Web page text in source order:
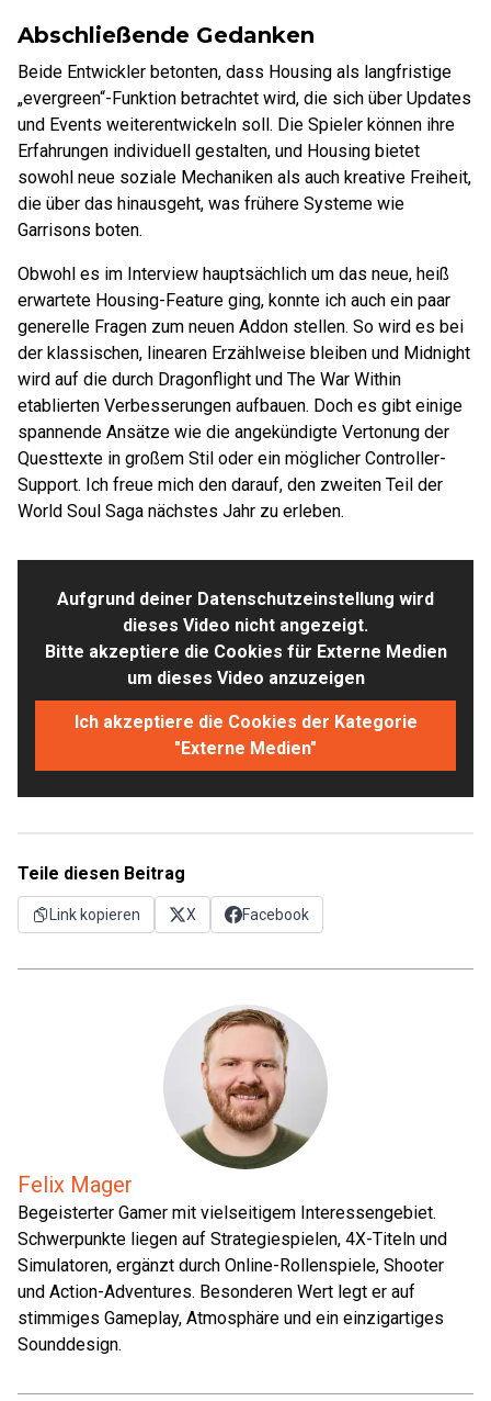
Abschließende Gedanken
Beide Entwickler betonten, dass Housing als langfristige
„evergreen“-Funktion betrachtet wird, die sich über Updates
und Events weiterentwickeln soll. Die Spieler können ihre
Erfahrungen individuell gestalten, und Housing bietet
sowohl neue soziale Mechaniken als auch kreative Freiheit,
die über das hinausgeht, was frühere Systeme wie
Garrisons boten.
Obwohl es im Interview hauptsächlich um das neue, heiß
erwartete Housing-Feature ging, konnte ich auch ein paar
generelle Fragen zum neuen Addon stellen. So wird es bei
der klassischen, linearen Erzählweise bleiben und Midnight
wird auf die durch Dragonflight und The War Within
etablierten Verbesserungen aufbauen. Doch es gibt einige
spannende Ansätze wie die angekündigte Vertonung der
Questtexte in großem Stil oder ein möglicher Controller-
Support. Ich freue mich den darauf, den zweiten Teil der
World Soul Saga nächstes Jahr zu erleben.
Aufgrund deiner Datenschutzeinstellung wird
dieses Video nicht angezeigt.
Bitte akzeptiere die Cookies für Externe Medien
um dieses Video anzuzeigen
Ich akzeptiere die Cookies der Kategorie
"Externe Medien"
Teile diesen Beitrag
Link kopieren X Facebook
Felix Mager
Begeisterter Gamer mit vielseitigem Interessengebiet.
Schwerpunkte liegen auf Strategiespielen, 4X-Titeln und
Simulatoren, ergänzt durch Online-Rollenspiele, Shooter
und Action-Adventures. Besonderen Wert legt er auf
stimmiges Gameplay, Atmosphäre und ein einzigartiges
Sounddesign.